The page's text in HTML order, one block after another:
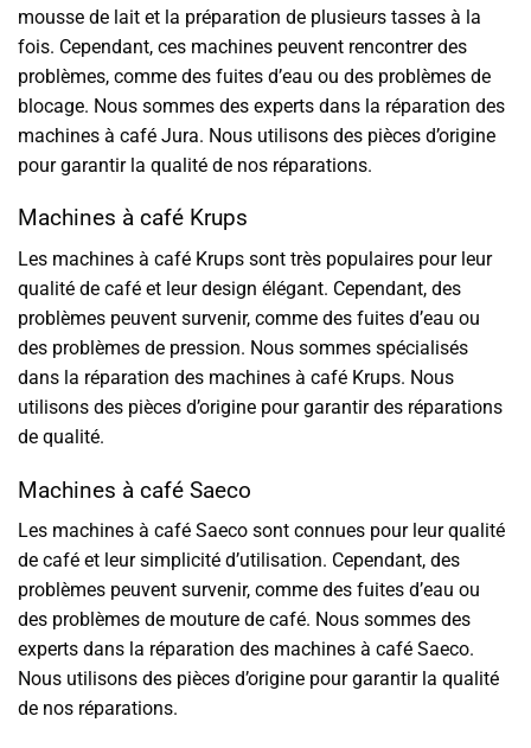
mousse de lait et la préparation de plusieurs tasses à la
fois. Cependant, ces machines peuvent rencontrer des
problèmes, comme des fuites d’eau ou des problèmes de
blocage. Nous sommes des experts dans la réparation des
machines à café Jura. Nous utilisons des pièces d’origine
pour garantir la qualité de nos réparations.
Machines à café Krups
Les machines à café Krups sont très populaires pour leur
qualité de café et leur design élégant. Cependant, des
problèmes peuvent survenir, comme des fuites d’eau ou
des problèmes de pression. Nous sommes spécialisés
dans la réparation des machines à café Krups. Nous
utilisons des pièces d’origine pour garantir des réparations
de qualité.
Machines à café Saeco
Les machines à café Saeco sont connues pour leur qualité
de café et leur simplicité d’utilisation. Cependant, des
problèmes peuvent survenir, comme des fuites d’eau ou
des problèmes de mouture de café. Nous sommes des
experts dans la réparation des machines à café Saeco.
Nous utilisons des pièces d’origine pour garantir la qualité
de nos réparations.